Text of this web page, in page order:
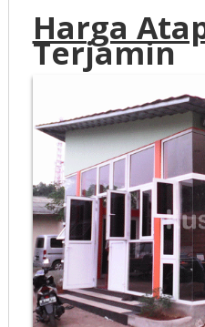
Harga
Terjamin